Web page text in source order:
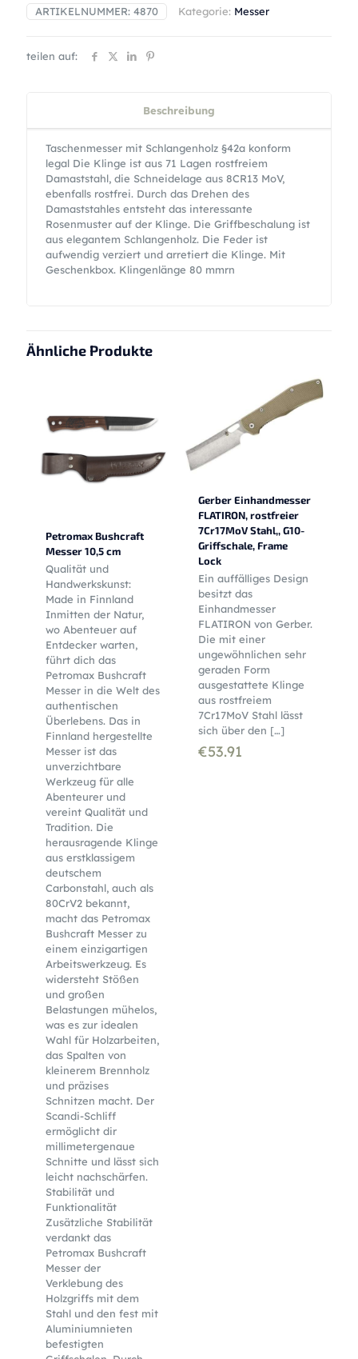
ARTIKELNUMMER: 4870 Kategorie: Messer
teilen auf:
Beschreibung
Taschenmesser mit Schlangenholz §42a konform
legal Die Klinge ist aus 71 Lagen rostfreiem
Damaststahl, die Schneidelage aus 8CR13 MoV,
ebenfalls rostfrei. Durch das Drehen des
Damaststahles entsteht das interessante
Rosenmuster auf der Klinge. Die Griffbeschalung ist
aus elegantem Schlangenholz. Die Feder ist
aufwendig verziert und arretiert die Klinge. Mit
Geschenkbox. Klingenlänge 80 mmrn
Ähnliche Produkte
Petromax Bushcraft
Messer 10,5 cm
Qualität und
Handwerkskunst:
Made in Finnland
Inmitten der Natur,
wo Abenteuer auf
Entdecker warten,
führt dich das
Petromax Bushcraft
Messer in die Welt des
authentischen
Überlebens. Das in
Finnland hergestellte
Messer ist das
unverzichtbare
Werkzeug für alle
Abenteurer und
vereint Qualität und
Tradition. Die
herausragende Klinge
aus erstklassigem
deutschem
Carbonstahl, auch als
80CrV2 bekannt,
macht das Petromax
Bushcraft Messer zu
einem einzigartigen
Arbeitswerkzeug. Es
widersteht Stößen
und großen
Belastungen mühelos,
was es zur idealen
Wahl für Holzarbeiten,
das Spalten von
kleinerem Brennholz
und präzises
Schnitzen macht. Der
Scandi-Schliff
ermöglicht dir
millimetergenaue
Schnitte und lässt sich
leicht nachschärfen.
Stabilität und
Funktionalität
Zusätzliche Stabilität
verdankt das
Petromax Bushcraft
Messer der
Verklebung des
Holzgriffs mit dem
Stahl und den fest mit
Aluminiumnieten
befestigten
Gerber Einhandmesser
FLATIRON, rostfreier
7Cr17MoV Stahl,, G10-
Griffschale, Frame
Lock
Ein auffälliges Design
besitzt das
Einhandmesser
FLATIRON von Gerber.
Die mit einer
ungewöhnlichen sehr
geraden Form
ausgestattete Klinge
aus rostfreiem
7Cr17MoV Stahl lässt
sich über den […]
€53.91